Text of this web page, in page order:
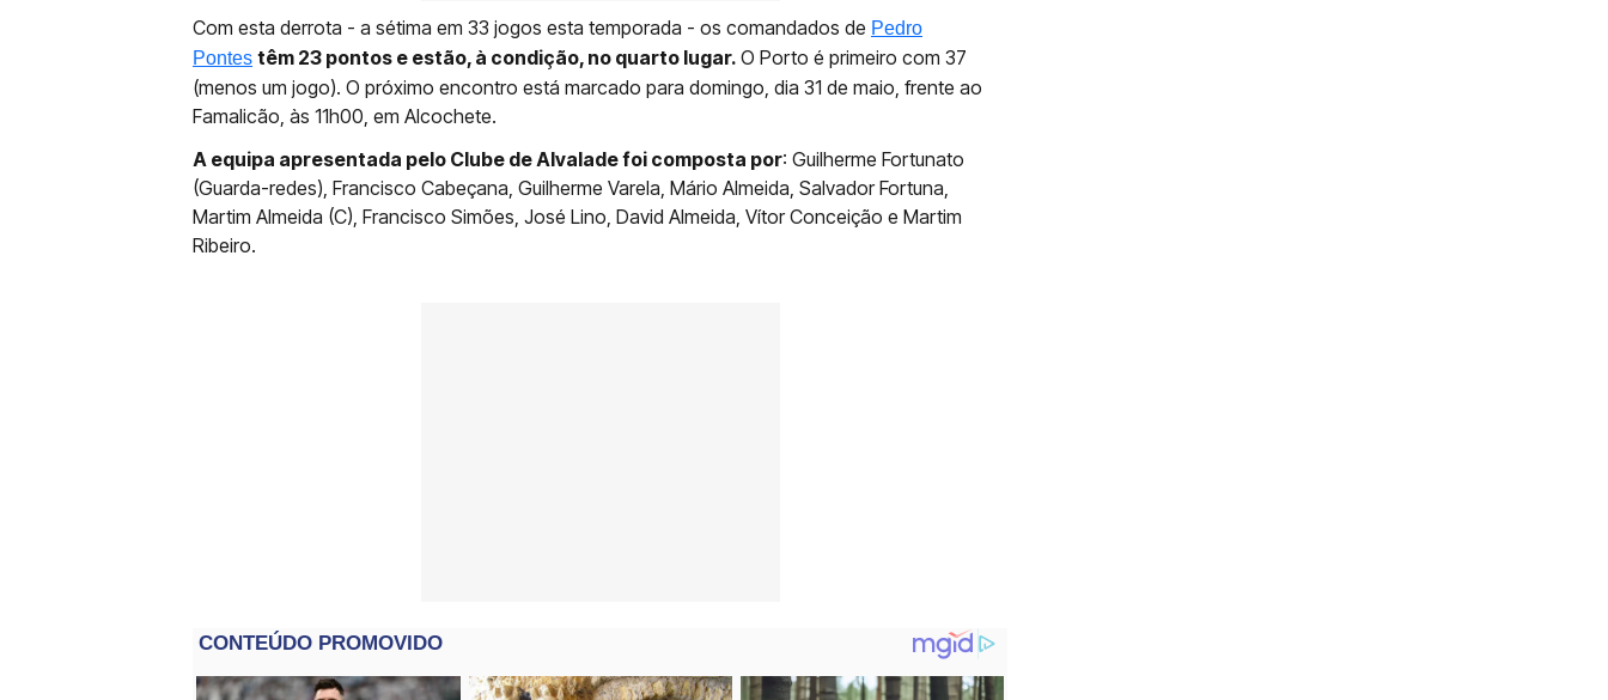
Com esta derrota - a sétima em 33 jogos esta temporada - os comandados de Pedro
Pontes têm 23 pontos e estão, à condição, no quarto lugar. O Porto é primeiro com 37
(menos um jogo). O próximo encontro está marcado para domingo, dia 31 de maio, frente ao
Famalicão, às 11h00, em Alcochete.
A equipa apresentada pelo Clube de Alvalade foi composta por: Guilherme Fortunato
(Guarda-redes), Francisco Cabeçana, Guilherme Varela, Mário Almeida, Salvador Fortuna,
Martim Almeida (C), Francisco Simões, José Lino, David Almeida, Vítor Conceição e Martim
Ribeiro.